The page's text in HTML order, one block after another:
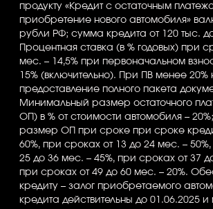
продукту «Кредит с остаточным
приобретение нового автомобиля»
рубли РФ; сумма кредита от 120 тыс.
Процентная ставка (в % годовых) при
мес. – 14,5% при первоначальном
15% (включительно). При ПВ менее
предоставление полного пакета
Минимальный размер остаточного
ОП) в % от стоимости автомобиля –
размер ОП при сроке при сроке
60%, при сроках от 13 до 24 мес. –
25 до 36 мес. – 45%, при сроках от 37
при сроках от 49 до 60 мес. – 20%.
кредиту – залог приобретаемого
кредита действительны до 01.06.2025 и